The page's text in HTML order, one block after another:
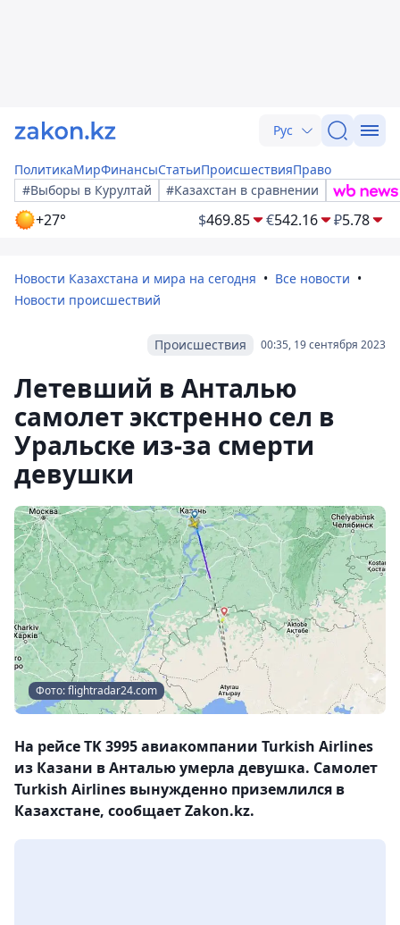
Рус
ПолитикаМирФинансыСтатьиПроисшествияПраво
#Выборы в Курултай
#Казахстан в сравнении
+27° $469.85 €542.16 ₽5.78
Новости Казахстана и мира на сегодня
Все новости
Новости происшествий
00:35, 19 сентября 2023
Происшествия
Летевший в Анталью
самолет экстренно сел в
Уральске из-за смерти
девушки
Фото: flightradar24.com
На рейсе TK 3995 авиакомпании Turkish Airlines
из Казани в Анталью умерла девушка. Самолет
Turkish Airlines вынужденно приземлился в
Казахстане, сообщает Zakon.kz.